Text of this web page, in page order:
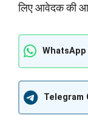
लिए आवेदक की आयु
WhatsApp
Telegram